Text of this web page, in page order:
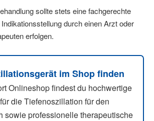
sollte stets eine fachgerechte
durch einen Arzt oder
erfolgen.
im Shop finden
Onlineshop findest du hochwertige
die Tiefenoszillation für den
sowie professionelle therapeutische